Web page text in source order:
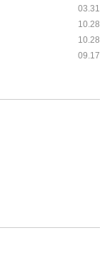
03.31
10.28
10.28
09.17